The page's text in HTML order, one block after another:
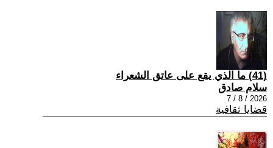
(41) ما الذي يقع على عاتق الشعراء
سلام صادق
2026 / 8 / 7
قضايا ثقافية